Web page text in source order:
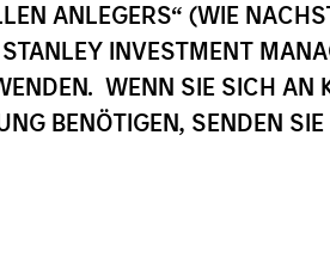
ANLEGERS“ (WIE
INVESTMENT
WENN SIE SICH AN
BENÖTIGEN, SENDEN SIE